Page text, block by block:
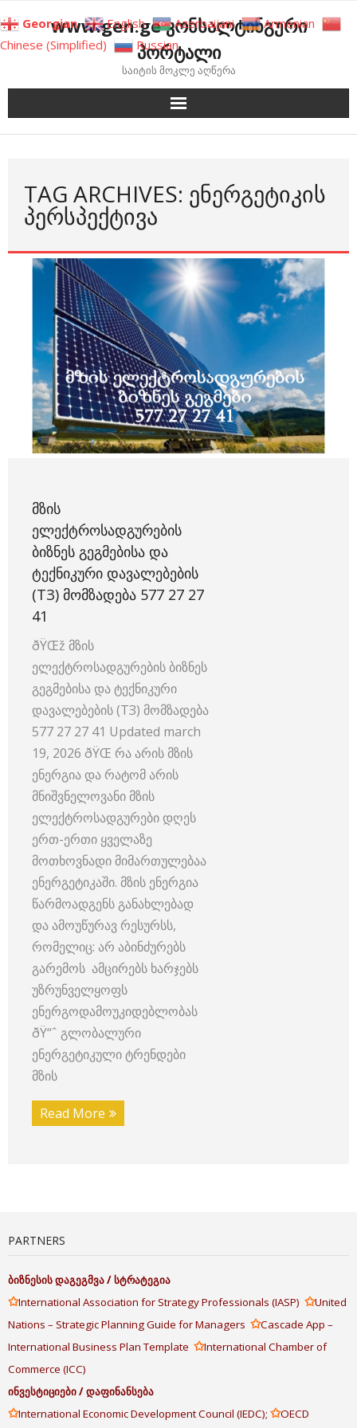
to
content
www.gen.ge კონსალტინგური
პორტალი
საიტის მოკლე აღწერა
TAG ARCHIVES: ᲔᲜᲔᲠᲒᲔᲢᲘᲙᲘᲡ
ᲞᲔᲠᲡᲞᲔᲥᲢᲘᲕᲐ
ᲛᲖᲘᲡ
ᲔᲚᲔᲥᲢᲠᲝᲡᲐᲓᲒᲣᲠᲔᲑᲘᲡ
ᲑᲘᲖᲜᲔᲡ ᲒᲔᲒᲛᲔᲑᲘᲡᲐ ᲓᲐ
ᲢᲔᲥᲜᲘᲙᲣᲠᲘ ᲓᲐᲕᲐᲚᲔᲑᲔᲑᲘᲡ
(TЗ) ᲛᲝᲛᲖᲐᲓᲔᲑᲐ 577 27 27
41
ðŸŒž მზის
ელექტროსადგურების ბიზნეს
გეგმებისა და ტექნიკური
დავალებების (TЗ) მომზადება
577 27 27 41 Updated march
19, 2026 ðŸŒ რა არის მზის
ენერგია და რატომ არის
მნიშვნელოვანი მზის
ელექტროსადგურები დღეს
ერთ-ერთი ყველაზე
მოთხოვნადი მიმართულებაა
ენერგეტიკაში. მზის ენერგია
წარმოადგენს განახლებად
და ამოუწურავ რესურსს,
რომელიც: არ აბინძურებს
გარემოს ამცირებს ხარჯებს
უზრუნველყოფს
ენერგოდამოუკიდებლობას
ðŸ“ˆ გლობალური
ენერგეტიკული ტრენდები
მზის
Read More
PARTNERS
ბიზნესისდაგეგმვა/სტრატეგია
✩International Association for Strategy Professionals (IASP) ✩United
Nations – Strategic Planning Guide for Managers ✩Cascade App –
International Business Plan Template ✩International Chamber of
Commerce (ICC)
ინვესტიციები/დაფინანსება
✩International Economic Development Council (IEDC); ✩OECD
Georgian English Azerbaijani
Armenian
Chinese (Simplified)
Russian